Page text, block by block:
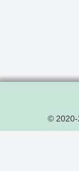
© 2020-